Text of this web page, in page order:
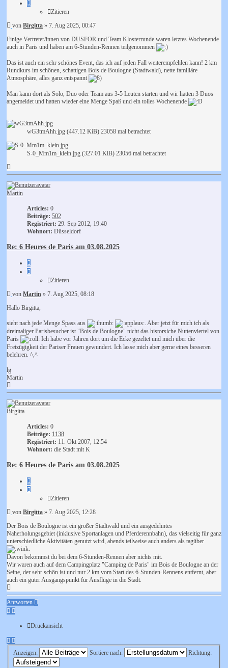
Zitieren
Beitrag
von Birgitta » 7. Aug 2025, 00:47
Einige Vertreter/innen von DUSFOR und Team Klosterrunde waren letztes Wochenende
auch in Paris und haben am 6-Stunden-Rennen teilgenommen
Das ist auch ein sehr schönes Event, das ich auf jeden Fall weiterempfehlen kann! 2 km
Rundkurs im schönen, schattigen Bois de Boulogne (Stadtwald), nette familiäre
Atmosphäre, alles ganz entspannt
Man kann dort als Solo, Duo oder Team aus 3-5 Leuten starten und wir hatten 3 Duos
angemeldet und hatten wieder eine Menge Spaß und ein tolles Wochenende
wG3tmAhh.jpg (447.12 KiB) 23058 mal betrachtet
S-0_Mm1m_klein.jpg (327.01 KiB) 23056 mal betrachtet
oben
Martin
Articles: 0
Beiträge: 502
Registriert: 29. Sep 2012, 19:40
Wohnort: Düsseldorf
Re: 6 Heures de Paris am 03.08.2025
Zitieren
Zitieren
Beitrag
von Martin » 7. Aug 2025, 08:18
Hallo Birgitta,
sieht nach jede Menge Spass aus
. Aber jetzt für mich ich als
dreimaliger Parisbesucher ist "Bois de Boulogne" nicht das historsiche Nuttenviertel von
Paris
Ich habe vor Jahren dort um die Ecke gezeltet und mich über die
Freizügigkeit der Pariser Frauen gewundert. Ich lasse mich aber gerne eines besseren
belehren. ^,^
lg
Martin
oben
Birgitta
Articles: 0
Beiträge: 1138
Registriert: 11. Okt 2007, 12:54
Wohnort: die Stadt mit K
Re: 6 Heures de Paris am 03.08.2025
Zitieren
Zitieren
Beitrag
von Birgitta » 7. Aug 2025, 12:28
Der Bois de Boulogne ist ein großer Stadtwald und ein ausgedehntes
Naherholungsgebiet (inklusive Sportanlagen und Pferderennbahn), das vielseitig für ganz
unterschiedliche Aktivitäten genutzt wird, abends teilweise auch anders als tagüber
Davon bekommst du bei dem 6-Stunden-Rennen aber nichts mit.
Wir waren auch auf dem Campingplatz "Camping de Paris" im Bois de Boulogne an der
Seine, der sehr schön ist und nur 2 km vom Start des 6-Stunden-Rennens entfernt, aber
auch ein guter Ausgangspunkt für Ausflüge in die Stadt.
oben
Antworten
Druckansicht
Anzeigen: Sortiere nach: Richtung: